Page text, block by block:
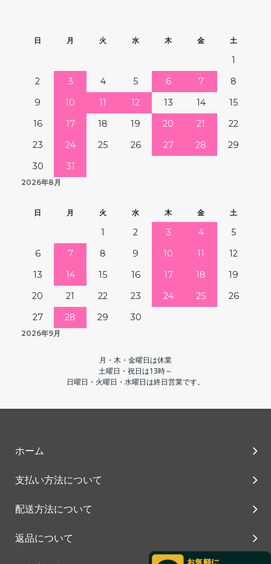
2026年8月
日 月 火 水 木 金 土
1
2
3 4 5 6 7
8
9
10 11 12 13 14
15
16
17 18 19 20 21
22
23
24 25 26 27 28
29
30
31
2026年9月
日 月 火 水 木 金 土
1 2 3 4
5
6
7 8 9 10 11
12
13
14 15 16 17 18
19
20
21 22 23 24 25
26
27
28 29 30
月・木・金曜日は休業
土曜日・祝日は13時～
日曜日・火曜日・水曜日は終日営業です。
ホーム
支払い方法について
配送方法について
返品について